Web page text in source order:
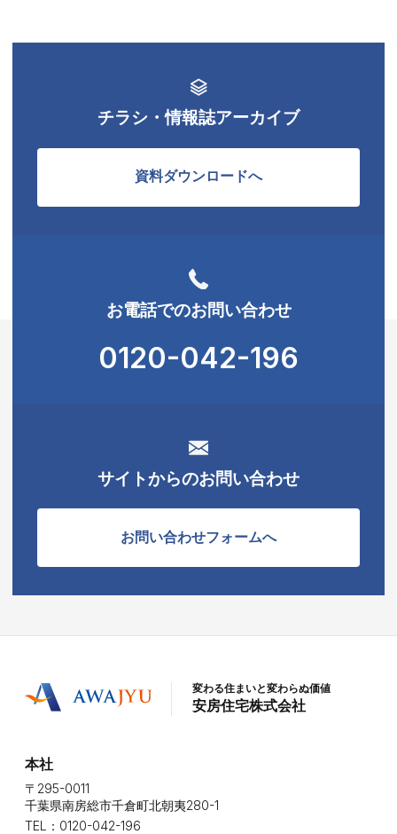
チラシ・情報誌アーカイブ
資料ダウンロードへ
お電話でのお問い合わせ
0120-042-196
サイトからのお問い合わせ
お問い合わせフォームへ
変わる住まいと変わらぬ価値
安房住宅株式会社
本社
〒295-0011
千葉県南房総市千倉町北朝夷280-1
TEL：0120-042-196